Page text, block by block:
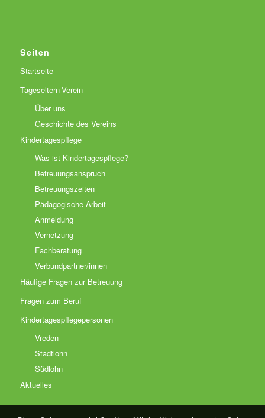
Seiten
Startseite
Tageseltern-Verein
Über uns
Geschichte des Vereins
Kindertagespflege
Was ist Kindertagespflege?
Betreuungsanspruch
Betreuungszeiten
Pädagogische Arbeit
Anmeldung
Vernetzung
Fachberatung
Verbundpartner/innen
Häufige Fragen zur Betreuung
Fragen zum Beruf
Kindertagespflegepersonen
Vreden
Stadtlohn
Südlohn
Aktuelles